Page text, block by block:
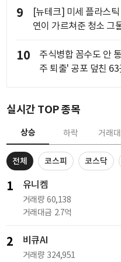
9
[뉴테크] 미세 플라스
연이 가르쳐준 청소 그
10
주식병합 꼼수도 안
주 퇴출' 공포 덮친 63
실시간 TOP 종목
상승 하락 거래
전체 코스피 코스닥
1 유니켐
거래량 60,138
거래대금 2.7억
2 비큐AI
거래량 324,951